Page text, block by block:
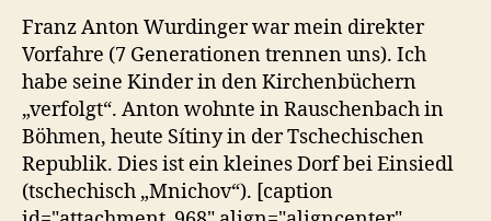
Franz Anton Wurdinger war mein direkter
Vorfahre (7 Generationen trennen uns). Ich
habe seine Kinder in den Kirchenbüchern
„verfolgt“. Anton wohnte in Rauschenbach in
Böhmen, heute Sítiny in der Tschechischen
Republik. Dies ist ein kleines Dorf bei Einsiedl
(tschechisch „Mnichov“). [caption